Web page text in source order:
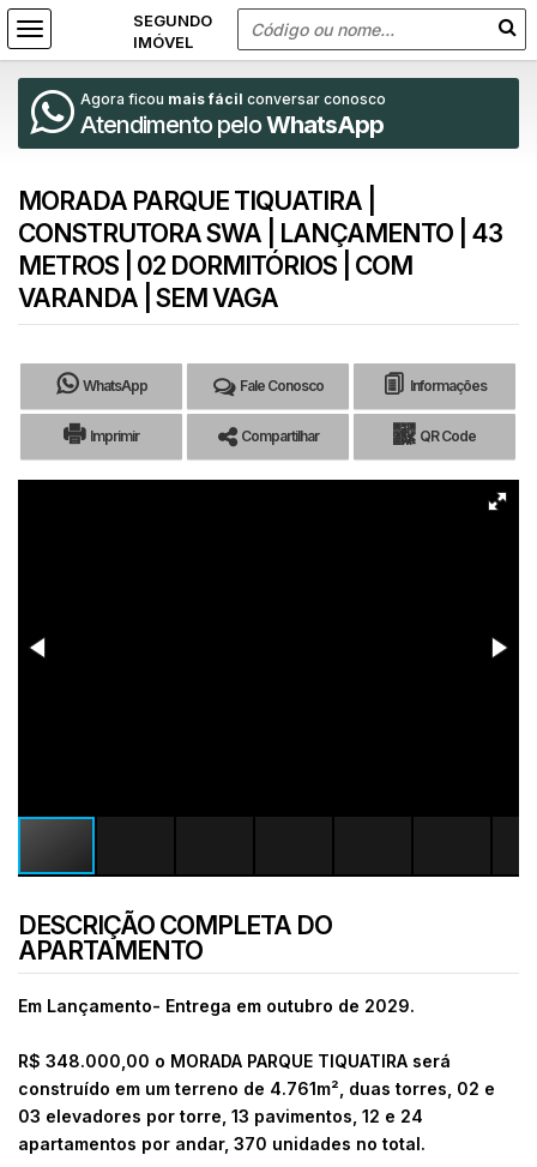
Agora ficou mais fácil conversar conosco
Atendimento peloWhatsApp
MORADA PARQUE TIQUATIRA |
CONSTRUTORA SWA | LANÇAMENTO | 43
METROS | 02 DORMITÓRIOS | COM
VARANDA | SEM VAGA
WhatsApp Fale Conosco Informações
Imprimir Compartilhar QR Code
DESCRIÇÃO COMPLETA DO
APARTAMENTO
Em Lançamento- Entrega em outubro de 2029.
R$ 348.000,00 o MORADA PARQUE TIQUATIRA será
construído em um terreno de 4.761m², duas torres, 02 e
03 elevadores por torre, 13 pavimentos, 12 e 24
apartamentos por andar, 370 unidades no total.